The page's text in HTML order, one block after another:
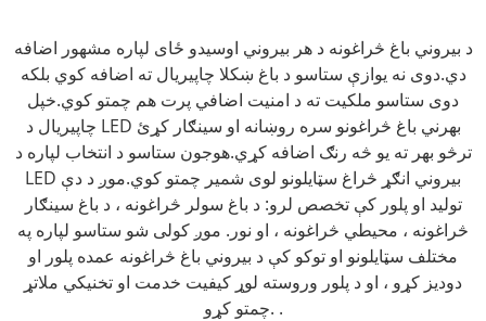
د بیروني باغ څراغونه د هر بیروني اوسیدو ځای لپاره مشهور اضافه
دي.دوی نه یوازې ستاسو د باغ ښکلا چاپیریال ته اضافه کوي بلکه
دوی ستاسو ملکیت ته د امنیت اضافي پرت هم چمتو کوي.خپل
چاپیریال د LED بهرني باغ څراغونو سره روښانه او سینګار کړئ
ترڅو بهر ته یو څه رنګ اضافه کړي.هوجون ستاسو د انتخاب لپاره د
LED بیروني انګړ څراغ سټایلونو لوی شمیر چمتو کوي.موږ د دې
تولید او پلور کې تخصص لرو: د باغ سولر څراغونه ، د باغ سینګار
څراغونه ، محیطي څراغونه ، او نور. موږ کولی شو ستاسو لپاره په
مختلف سټایلونو او توکو کې د بیروني باغ څراغونه عمده پلور او
دودیز کړو ، او د پلور وروسته لوړ کیفیت خدمت او تخنیکي ملاتړ
چمتو کړو. .